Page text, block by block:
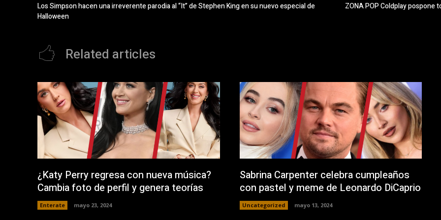
k
(
S
r
e
e
a
v
e
n
t
a
n
a
v
a
n
e
v
Los Simpson hacen una irreverente parodia al “It” de Stephen King en su nuevo especial de
Halloween
ZONA POP Coldplay
Related articles
¿Katy Perry regresa con nueva música?
Cambia foto de perfil y genera teorías
Enterate mayo 23, 2024
Sabrina Carpenter celebra cumpleaños
con pastel y meme de Leonardo DiCaprio
Uncategorized mayo 13, 2024